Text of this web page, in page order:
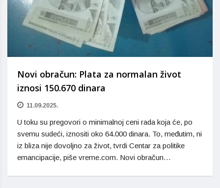
Novi obračun: Plata za normalan život
iznosi 150.670 dinara
11.09.2025.
U toku su pregovori o minimalnoj ceni rada koja će, po
svemu sudeći, iznositi oko 64.000 dinara. To, međutim, ni
iz bliza nije dovoljno za život, tvrdi Centar za politike
emancipacije, piše vreme.com. Novi obračun…